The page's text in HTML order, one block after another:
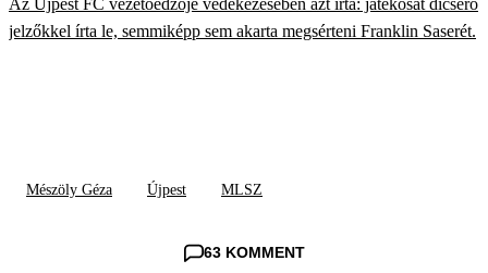
Az Újpest FC vezetőedzője védekezésében azt írta: játékosát dicsérő
jelzőkkel írta le, semmiképp sem akarta megsérteni Franklin Saserét.
Mészöly Géza Újpest MLSZ
63 KOMMENT